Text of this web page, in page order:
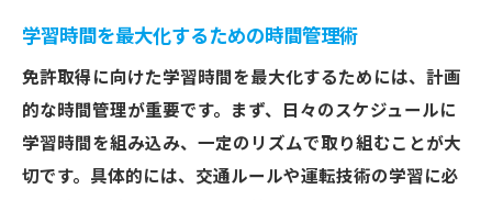
継続的な知識更新の重要性
事故を未然に防ぐための注意点
ドライバーとしての責任を再確認
学習時間を最大化するための時間管理術
免許取得に向けた学習時間を最大化するためには、計画
的な時間管理が重要です。まず、日々のスケジュールに
学習時間を組み込み、一定のリズムで取り組むことが大
切です。具体的には、交通ルールや運転技術の学習に必